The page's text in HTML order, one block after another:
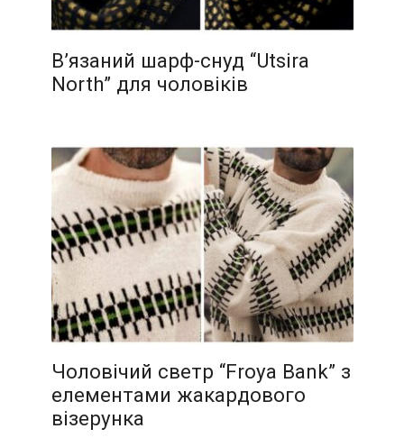
В’язаний шарф-снуд “Utsira
North” для чоловіків
Чоловічий светр “Froya Bank” з
елементами жакардового
візерунка